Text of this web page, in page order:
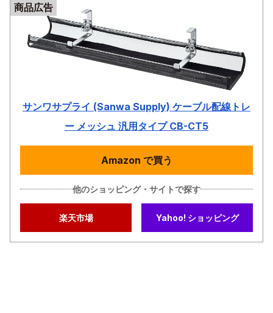
商品広告
サンワサプライ (Sanwa Supply) ケーブル配線トレ
ー メッシュ 汎用タイプ CB-CT5
Amazon で買う
他のショッピング・サイトで探す
楽天市場 Yahoo! ショッピング